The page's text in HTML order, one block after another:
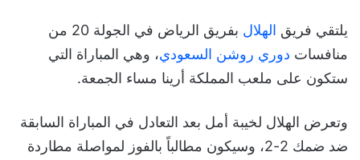
يلتقي فريق الهلال
بفريق الرياض في الجولة 20 من
منافسات دوري روشن السعودي، وهي المباراة التي
ستكون على ملعب المملكة أرينا مساء الجمعة.
وتعرض الهلال لخيبة أمل بعد التعادل في المباراة السابقة
ضد ضمك 2-2، وسيكون مطالباً بالفوز لمواصلة مطاردة